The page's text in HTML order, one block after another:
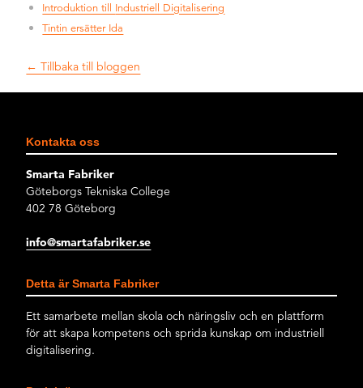
Introduktion till Industriell Digitalisering
Tintin ersätter Ida
← Tillbaka till bloggen
Kontakta oss
Smarta Fabriker
Göteborgs Tekniska College
402 78 Göteborg
info@smartafabriker.se
Detta är Smarta Fabriker
Ett samarbete mellan skola och näringsliv och en plattform
för att skapa kompetens och sprida kunskap om industriell
digitalisering.